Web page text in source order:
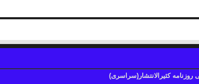
روزنامه کثیرالانتشار(سراسری)